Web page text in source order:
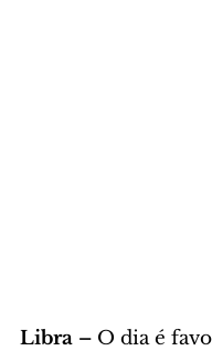
Libra – O dia é